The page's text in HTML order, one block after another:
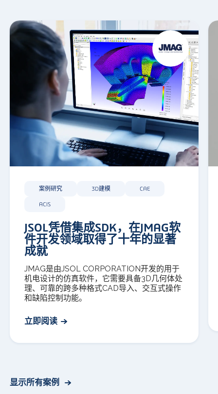
案例研究 3D建模 CAE
ACIS
JSOL凭借集成SDK，在JMAG软
件开发领域取得了十年的显著
成就
JMAG是由JSOL CORPORATION开发的用于
机电设计的仿真软件，它需要具备3D几何体处
理、可靠的跨多种格式CAD导入、交互式操作
和缺陷控制功能。
立即阅读
显示所有案例